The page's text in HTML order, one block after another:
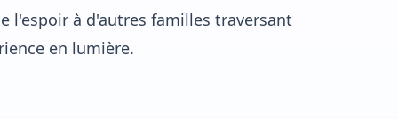
l'espoir à d'autres familles traversant
en lumière.